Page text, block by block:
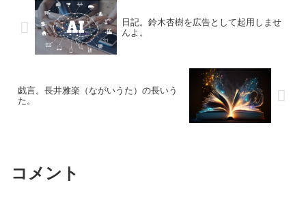
日記。鈴木杏樹を広告として起用しませ
んよ。
戯言。長井雅楽（ながいうた）の長いう
た。
コメント